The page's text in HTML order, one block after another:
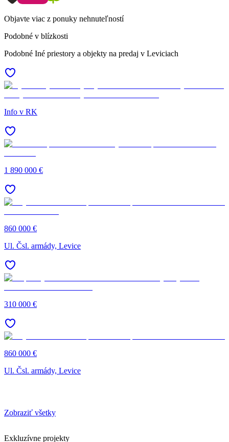
Objavte viac z ponuky nehnuteľností
Podobné v blízkosti
Podobné Iné priestory a objekty na predaj v Leviciach
Info v RK
1 890 000 €
860 000 €
Ul. Čsl. armády, Levice
310 000 €
860 000 €
Ul. Čsl. armády, Levice
Zobraziť všetky
Exkluzívne projekty